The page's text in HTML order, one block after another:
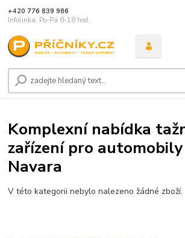
+420 776 839 986
Infolinka: Po-Pá 8-18 hod.
Komplexní nabídka
zařízení pro
Navara
V této kategorii nebylo nalezeno žádné zboží.